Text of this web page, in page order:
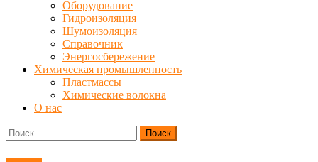
Оборудование
Гидроизоляция
Шумоизоляция
Справочник
Энергосбережение
Химическая промышленность
Пластмассы
Химические волокна
О нас
Найти: